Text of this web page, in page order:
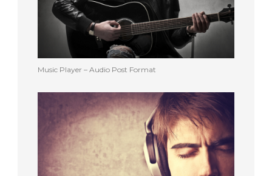
Music Player – Audio Post Format